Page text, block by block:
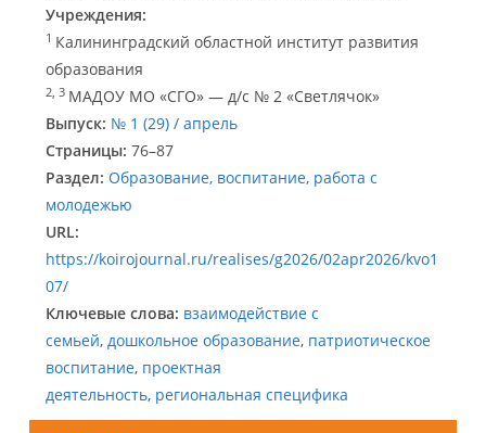
Учреждения:
1 Калининградский областной институт развития
образования
2, 3 МАДОУ МО «СГО» — д/с № 2 «Светлячок»
Выпуск: № 1 (29) / апрель
Страницы: 76–87
Раздел:Образование, воспитание, работа с
молодежью
URL:
https://koirojournal.ru/realises/g2026/02apr2026/kvo1
07/
Ключевые слова: взаимодействие с
семьей,дошкольное образование, патриотическое
воспитание, проектная
деятельность, региональная специфика